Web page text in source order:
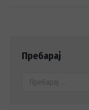
Пребарај